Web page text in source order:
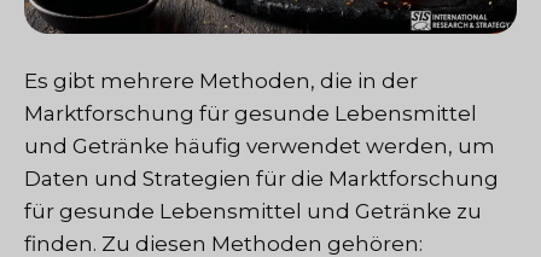
Es gibt mehrere Methoden, die in der
Marktforschung für gesunde Lebensmittel
und Getränke häufig verwendet werden, um
Daten und Strategien für die Marktforschung
für gesunde Lebensmittel und Getränke zu
finden. Zu diesen Methoden gehören: